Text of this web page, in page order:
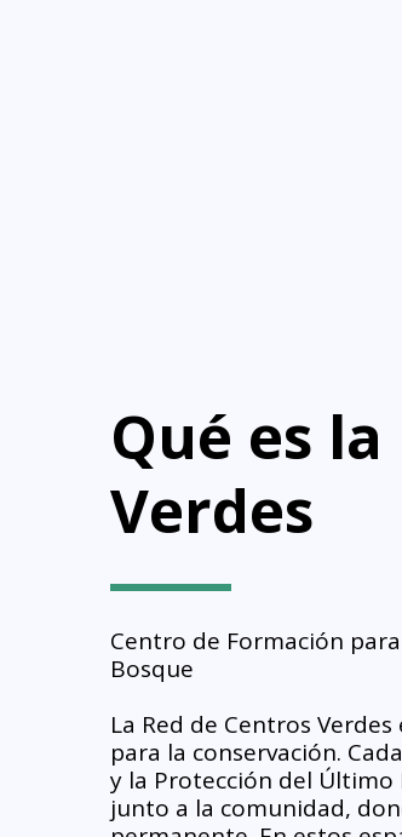
Qué es
Verdes
Centro de Formación
Bosque
La Red de Centros
para la conservación.
y la Protección del Último
junto a la comunidad,